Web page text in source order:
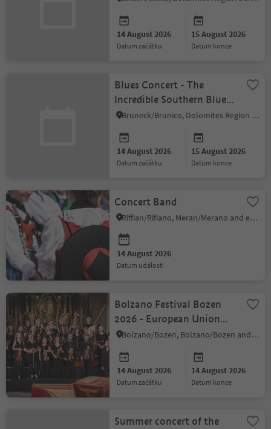
14 August 2026
datum začátku
15 August 2026
datum konce
Blues Concert - The
Incredible Southern Blues
Band
Bruneck/Brunico, Dolomites Region Kronplatz/Plan de Corones
14 August 2026
datum začátku
15 August 2026
datum konce
Concert Band
Riffian/Rifiano, Meran/Merano and environs
14 August 2026
datum události
Bolzano Festival Bozen
2026 - European Union
Baroque Orchestra
Bolzano/Bozen, Bolzano/Bozen and environs
14 August 2026
datum začátku
14 August 2026
datum konce
Summer concert of the